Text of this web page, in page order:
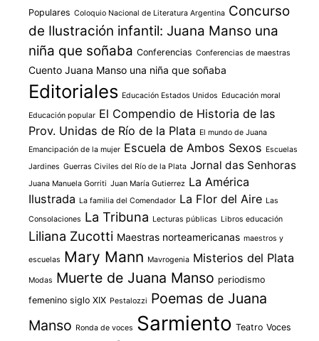
Populares Coloquio Nacional de Literatura Argentina Concurso
de Ilustración infantil: Juana Manso una
niña que soñaba Conferencias Conferencias de maestras
Cuento Juana Manso una niña que soñaba
Editoriales Educación Estados Unidos Educación moral
Educación popular El Compendio de Historia de las
Prov. Unidas de Río de la Plata El mundo de Juana
Emancipación de la mujer Escuela de Ambos Sexos Escuelas
Jardines Guerras Civiles del Río de la Plata Jornal das Senhoras
Juana Manuela Gorriti Juan María Gutierrez La América
Ilustrada La familia del Comendador La Flor del Aire Las
Consolaciones La Tribuna Lecturas públicas Libros educación
Liliana Zucotti Maestras norteamericanas maestros y
escuelas Mary Mann Mavrogenia Misterios del Plata
Modas Muerte de Juana Manso periodismo
femenino siglo XIX Pestalozzi Poemas de Juana
Manso Ronda de voces Sarmiento Teatro Voces